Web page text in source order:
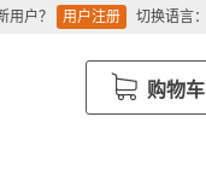
用户？ 用户注册 切换语言：
购物车